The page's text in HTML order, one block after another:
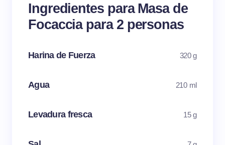
Ingredientes para Masa de
Focaccia para 2 personas
Harina de Fuerza 320 g
Agua 210 ml
Levadura fresca 15 g